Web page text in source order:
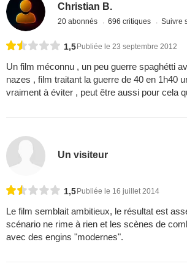
Christian B.
20 abonnés 696 critiques Suivre
1,5 Publiée le 23 septembre 2012
Un film méconnu , un peu guerre spaghétti
nazes , film traitant la guerre de 40 en 1h40
vraiment à éviter , peut être aussi pour cela
Un visiteur
1,5Publiée le 16 juillet 2014
Le film semblait ambitieux, le résultat est
scénario ne rime à rien et les scènes de
avec des engins "modernes".